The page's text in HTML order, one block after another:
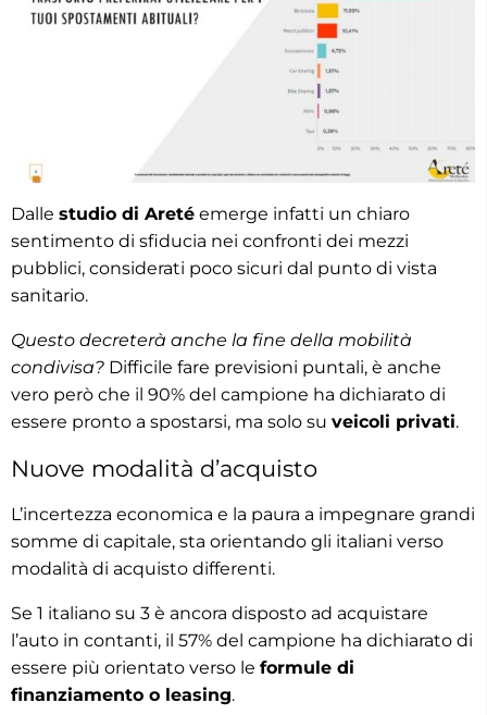
Dalle studio di Areté emerge infatti un chiaro
sentimento di sfiducia nei confronti dei mezzi
pubblici, considerati poco sicuri dal punto di vista
sanitario.
Questo decreterà anche la fine della mobilità
condivisa? Difficile fare previsioni puntali, è anche
vero però che il 90% del campione ha dichiarato di
essere pronto a spostarsi, ma solo su veicoli privati.
Nuove modalità d’acquisto
L’incertezza economica e la paura a impegnare grandi
somme di capitale, sta orientando gli italiani verso
modalità di acquisto differenti.
Se 1 italiano su 3 è ancora disposto ad acquistare
l’auto in contanti, il 57% del campione ha dichiarato di
essere più orientato verso le formule di
finanziamento o leasing.